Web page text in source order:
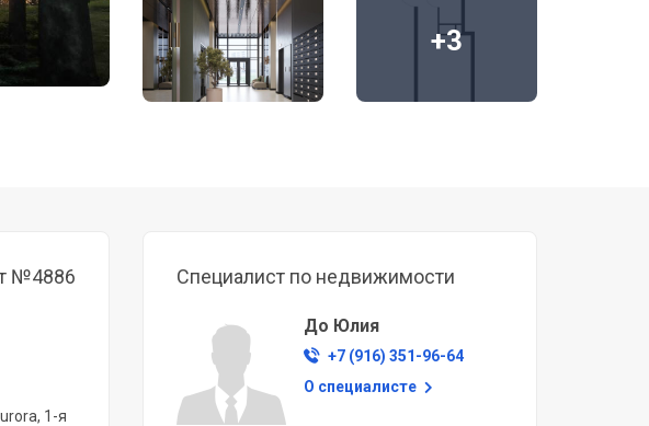
+3
№4886
1-я
Специалист по недвижимости
До Юлия
+7 (916) 351-96-64
О специалисте